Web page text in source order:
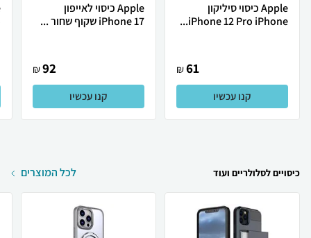
Apple כיסוי סיליקון
iPhone 12 Pro iPhone...
61
₪
קנו עכשיו
Apple כיסוי לאייפון
iPhone 17 שקוף שחור ...
92
₪
קנו עכשיו
כיסויים לסלולריים ועוד לכל המוצרים